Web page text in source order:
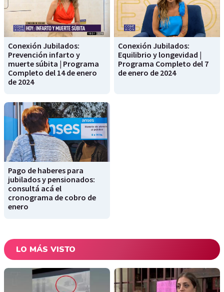
Conexión Jubilados:
Prevención infarto y
muerte súbita | Programa
Completo del 14 de enero
de 2024
Conexión Jubilados:
Equilibrio y longevidad |
Programa Completo del 7
de enero de 2024
Pago de haberes para
jubilados y pensionados:
consultá acá el
cronograma de cobro de
enero
LO MÁS VISTO